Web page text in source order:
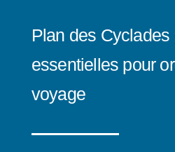
Plan des Cyclades
essentielles pour
voyage